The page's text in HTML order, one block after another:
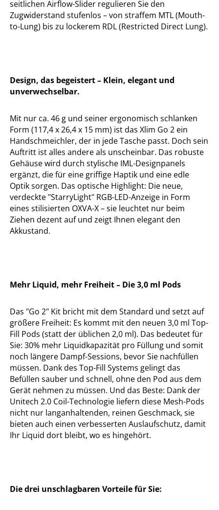
seitlichen Airflow-Slider regulieren Sie den
Zugwiderstand stufenlos – von straffem MTL (Mouth-
to-Lung) bis zu lockerem RDL (Restricted Direct Lung).
Design, das begeistert – Klein, elegant und
unverwechselbar.
Mit nur ca. 46 g und seiner ergonomisch schlanken
Form (117,4 x 26,4 x 15 mm) ist das Xlim Go 2 ein
Handschmeichler, der in jede Tasche passt. Doch sein
Auftritt ist alles andere als unscheinbar. Das robuste
Gehäuse wird durch stylische IML-Designpanels
ergänzt, die für eine griffige Haptik und eine edle
Optik sorgen. Das optische Highlight: Die neue,
verdeckte "StarryLight" RGB-LED-Anzeige in Form
eines stilisierten OXVA-X – sie leuchtet nur beim
Ziehen dezent auf und zeigt Ihnen elegant den
Akkustand.
Mehr Liquid, mehr Freiheit – Die 3,0 ml Pods
Das "Go 2" Kit bricht mit dem Standard und setzt auf
größere Freiheit: Es kommt mit den neuen 3,0 ml Top-
Fill Pods (statt der üblichen 2,0 ml). Das bedeutet für
Sie: 30% mehr Liquidkapazität pro Füllung und somit
noch längere Dampf-Sessions, bevor Sie nachfüllen
müssen. Dank des Top-Fill Systems gelingt das
Befüllen sauber und schnell, ohne den Pod aus dem
Gerät nehmen zu müssen. Und das Beste: Dank der
Unitech 2.0 Coil-Technologie liefern diese Mesh-Pods
nicht nur langanhaltenden, reinen Geschmack, sie
bieten auch einen verbesserten Auslaufschutz, damit
Ihr Liquid dort bleibt, wo es hingehört.
Die drei unschlagbaren Vorteile für Sie: